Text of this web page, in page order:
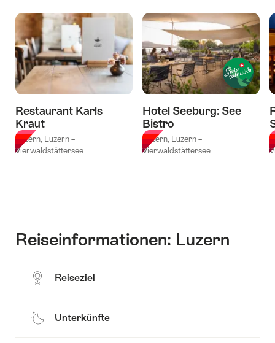
auf
der
Lütschine
in
Interlaken"
Luzern”
-
Stadtrundfahrt
mit
dem
Tuk
in
Restaurant Karls
Kraut
Luzern, Luzern –
Vierwaldstättersee
Hotel Seeburg: See
Bistro
Luzern, Luzern –
Vierwaldstättersee
Reiseinformationen: Luzern
Reiseziel
Unterkünfte